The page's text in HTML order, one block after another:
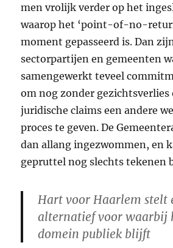
men vrolijk verder op het
waarop het ‘point-of-no-
moment gepasseerd is. Dan
sectorpartijen en gemeenten
samengewerkt teveel
om nog zonder gezichtsverlies
juridische claims een andere
proces te geven. De
dan allang ingezwommen, en
gepruttel nog slechts tekenen
Hart voor Haarlem stelt
alternatief voor waarbij
domein publiek blijft